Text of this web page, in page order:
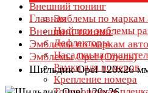
Внешний тюнинг
Эмблемы по маркам
Надписи эмблемы
Дефлекторы
Насадки на
Рамки для номеров
Крепление номера
Главная
Внешний тюнинг
Эмблемы по маркам авто
Эмблемы Opel (Опель)
Шильдик Opel 120х26